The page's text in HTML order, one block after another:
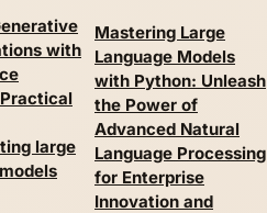
with
large
Mastering Large
Language Models
with Python: Unleash
the Power of
Advanced Natural
Language Processing
for Enterprise
Innovation and